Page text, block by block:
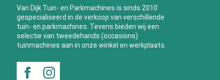
de
productpagina
Van Dijk Tuin- en Parkmachines is sinds 2010
gespecialiseerd in de verkoop van verschillende
tuin- en parkmachines. Tevens bieden wij een
selectie van tweedehands (occasions)
tuinmachines aan in onze winkel en werkplaats.